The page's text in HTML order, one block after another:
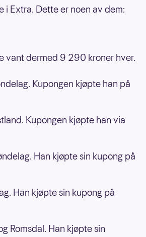
Extra. Dette er noen av dem:
vant dermed 9 290 kroner hver.
Kupongen kjøpte han på
Kupongen kjøpte han via
Han kjøpte sin kupong på
Han kjøpte sin kupong på
Romsdal. Han kjøpte sin